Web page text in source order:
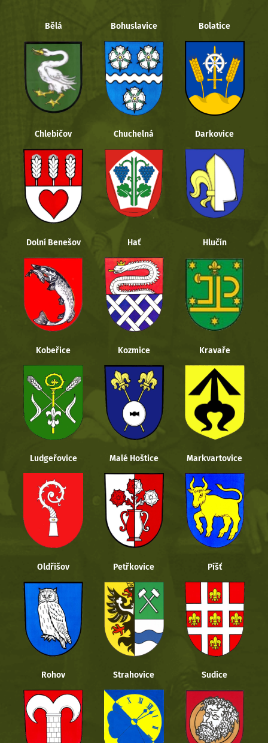
Bělá Bohuslavice Bolatice
Chlebičov Chuchelná Darkovice
Dolní Benešov Hať Hlučín
Kobeřice Kozmice Kravaře
Ludgeřovice Malé Hoštice Markvartovice
Oldřišov Petřkovice Píšť
Rohov Strahovice Sudice